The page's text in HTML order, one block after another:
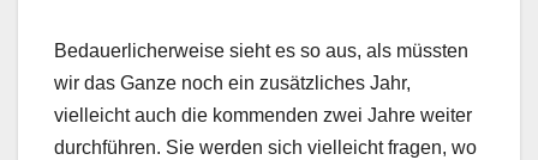
Bedauerlicherweise sieht es so aus, als müssten
wir das Ganze noch ein zusätzliches Jahr,
vielleicht auch die kommenden zwei Jahre weiter
durchführen. Sie werden sich vielleicht fragen, wo